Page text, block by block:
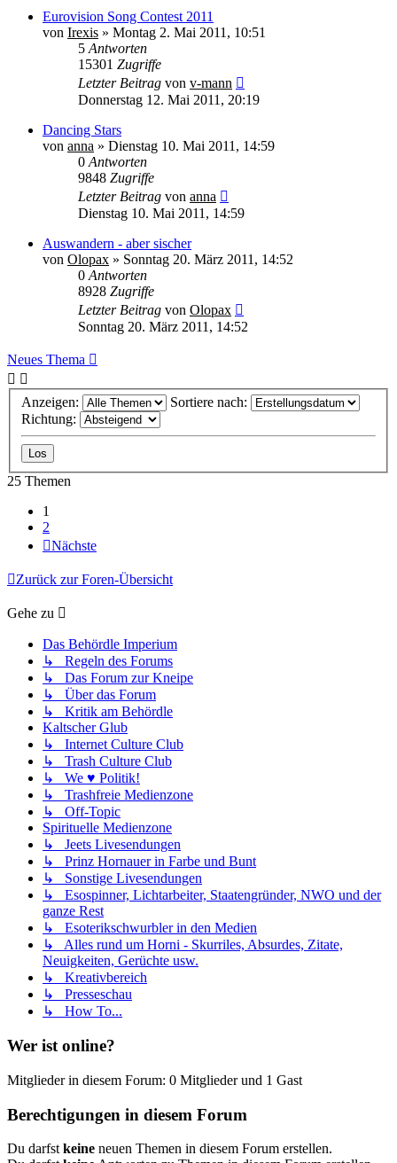
Eurovision Song Contest 2011
von Irexis » Montag 2. Mai 2011, 10:51
5 Antworten
15301 Zugriffe
Letzter Beitrag von v-mann
Donnerstag 12. Mai 2011, 20:19
Dancing Stars
von anna » Dienstag 10. Mai 2011, 14:59
0 Antworten
9848 Zugriffe
Letzter Beitrag von anna
Dienstag 10. Mai 2011, 14:59
Auswandern - aber sischer
von Olopax » Sonntag 20. März 2011, 14:52
0 Antworten
8928 Zugriffe
Letzter Beitrag von Olopax
Sonntag 20. März 2011, 14:52
Neues Thema
Anzeigen:
Sortiere nach:
Richtung:
25 Themen
1
2
Nächste
Zurück zur Foren-Übersicht
Gehe zu
Das Behördle Imperium
↳ Regeln des Forums
↳ Das Forum zur Kneipe
↳ Über das Forum
↳ Kritik am Behördle
Kaltscher Glub
↳ Internet Culture Club
↳ Trash Culture Club
↳ We ♥ Politik!
↳ Trashfreie Medienzone
↳ Off-Topic
Spirituelle Medienzone
↳ Jeets Livesendungen
↳ Prinz Hornauer in Farbe und Bunt
↳ Sonstige Livesendungen
↳ Esospinner, Lichtarbeiter, Staatengründer, NWO und der
ganze Rest
↳ Esoterikschwurbler in den Medien
↳ Alles rund um Horni - Skurriles, Absurdes, Zitate,
Neuigkeiten, Gerüchte usw.
↳ Kreativbereich
↳ Presseschau
↳ How To...
Wer ist online?
Mitglieder in diesem Forum: 0 Mitglieder und 1 Gast
Berechtigungen in diesem Forum
Du darfst keine neuen Themen in diesem Forum erstellen.